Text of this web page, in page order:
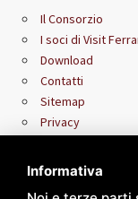
Il Consorzio
I soci di Visit
Download
Contatti
Sitemap
Privacy
Informativa